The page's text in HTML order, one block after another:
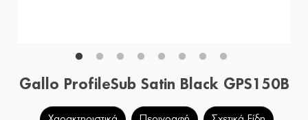
Gallo ProfileSub Satin Black GPS150B